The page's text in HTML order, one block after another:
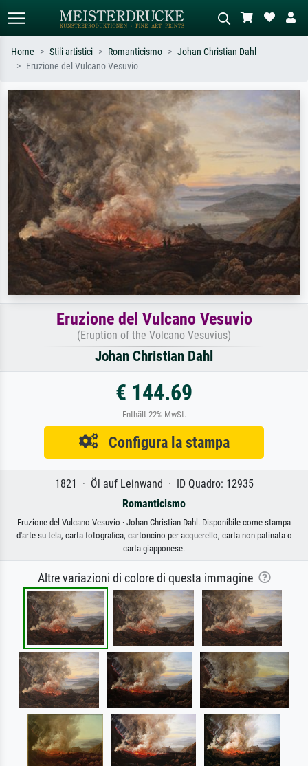
Cerca per artista, titolo o stile – es.
Monet, Notte stellata,
Impressionismo, onda di Hokusai,
nudo.
Descrivi la scena – es. prato verde,
astratto con molto rosso, dipinto a
olio scuro, nudo in piedi vicino a un
Home Stili artistici Romanticismo
Johan Christian Dahl
Eruzione del Vulcano Vesuvio
Eruzione del Vulcano Vesuvio
(Eruption of the Volcano Vesuvius)
Johan Christian Dahl
€ 144.69
Enthält 22% MwSt.
Configura la stampa
1821 · Öl auf Leinwand · ID Quadro: 12935
Romanticismo
Eruzione del Vulcano Vesuvio · Johan Christian Dahl. Disponibile come stampa
d'arte su tela, carta fotografica, cartoncino per acquerello, carta non patinata o
carta giapponese.
Altre variazioni di colore di questa immagine